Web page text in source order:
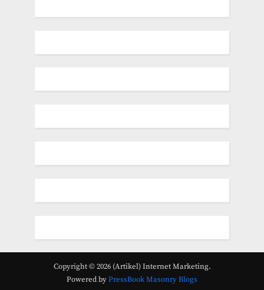
Copyright © 2026 (Artikel) Internet Marketing.
Powered byPressBook Masonry Blogs